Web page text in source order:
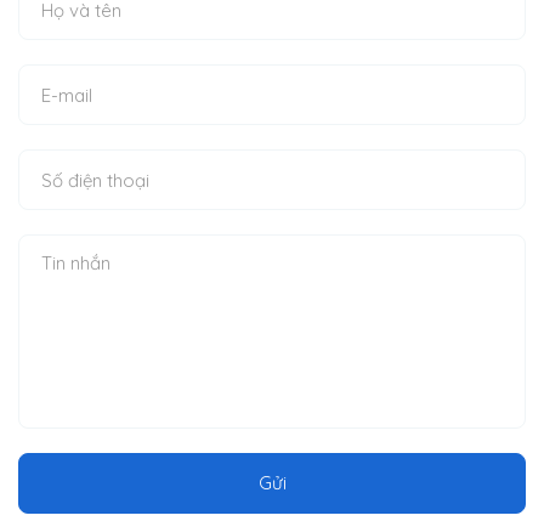
Gửi